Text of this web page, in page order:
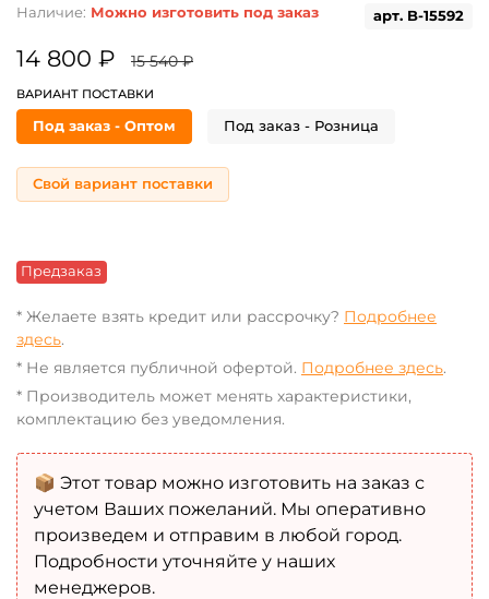
арт. B-15592
Наличие: Можно изготовить под заказ
Предзаказ
14 800 ₽ 15 540 ₽
ВАРИАНТ ПОСТАВКИ
Под заказ - Оптом Под заказ - Розница
Свой вариант поставки
* Желаете взять кредит или рассрочку? Подробнее
здесь.
* Не является публичной офертой. Подробнее здесь.
* Производитель может менять характеристики,
комплектацию без уведомления.
📦 Этот товар можно изготовить на заказ с
учетом Ваших пожеланий. Мы оперативно
произведем и отправим в любой город.
Подробности уточняйте у наших
менеджеров.